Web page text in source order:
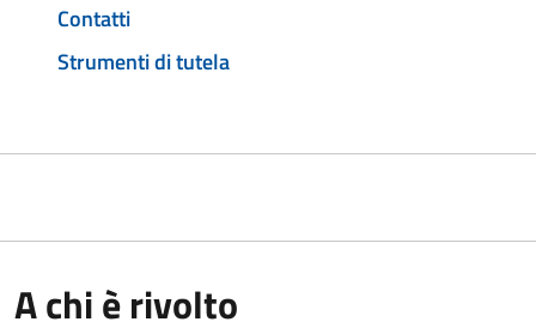
Contatti
Strumenti di tutela
A chi è rivolto